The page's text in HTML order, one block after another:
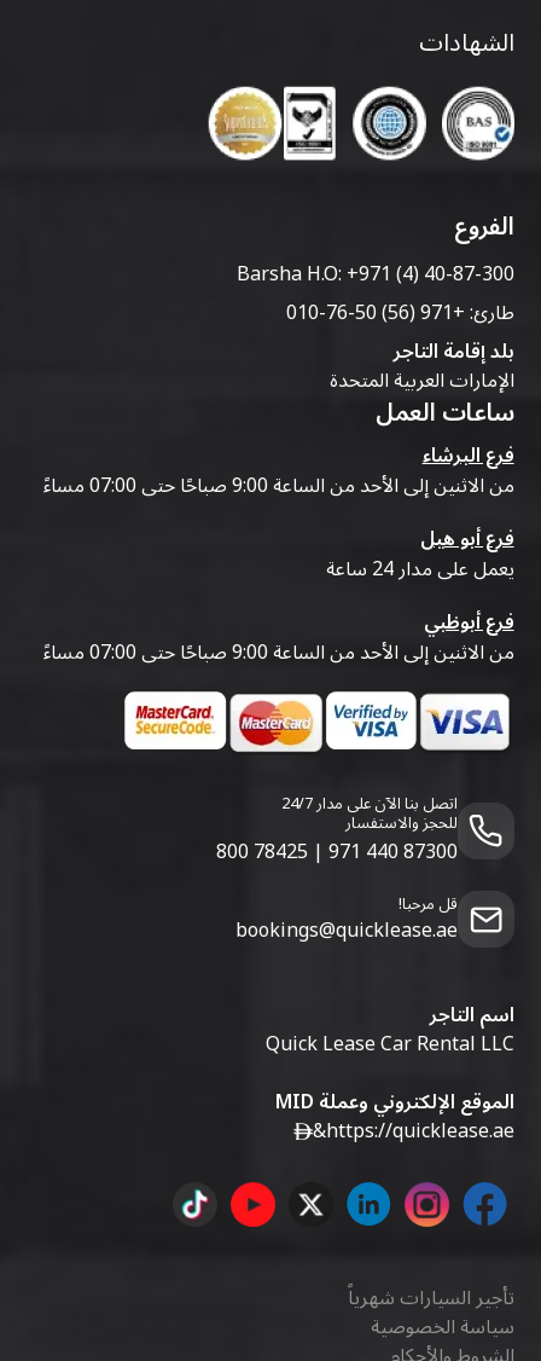
الشهادات
الفروع
Barsha H.O:+971 (4) 40-87-300
طارئ:+971 (56) 50-76-010
بلد إقامة التاجر
الإمارات العربية المتحدة
ساعات العمل
فرع البرشاء
من الاثنين إلى الأحد من الساعة 9:00 صباحًا حتى 07:00 مساءً
فرع أبو هيل
يعمل على مدار 24 ساعة
فرع أبوظبي
من الاثنين إلى الأحد من الساعة 9:00 صباحًا حتى 07:00 مساءً
اتصل بنا الآن على مدار 24/7
للحجز والاستفسار
800 78425 | 971 440 87300
قل مرحبا!
bookings@quicklease.ae
اسم التاجر
Quick Lease Car Rental LLC
الموقع الإلكتروني وعملة MID
https://quicklease.ae
&
تأجير السيارات شهرياً
سياسة الخصوصية